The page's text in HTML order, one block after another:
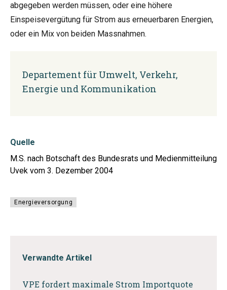
abgegeben werden müssen, oder eine höhere
Einspeisevergütung für Strom aus erneuerbaren Energien,
oder ein Mix von beiden Massnahmen.
Departement für Umwelt, Verkehr,
Energie und Kommunikation
Quelle
M.S. nach Botschaft des Bundesrats und Medienmitteilung
Uvek vom 3. Dezember 2004
Energieversorgung
Verwandte Artikel
VPE fordert maximale Strom Importquote